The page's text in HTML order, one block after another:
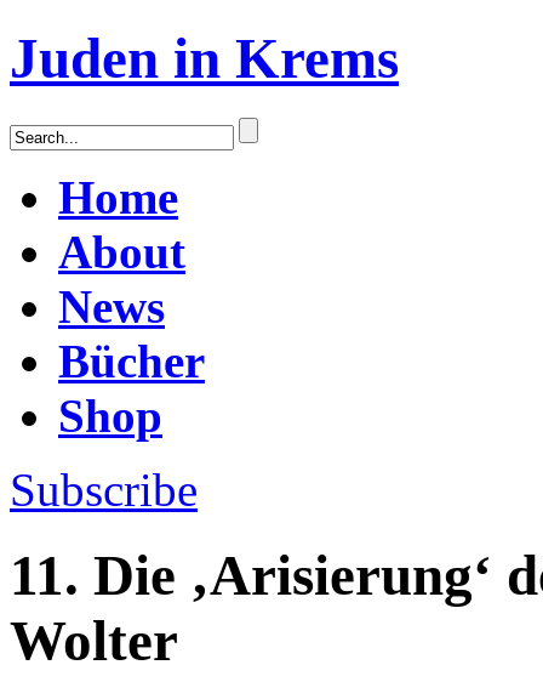
Juden in Krems
Home
About
News
Bücher
Shop
Subscribe
11. Die ‚Arisierung‘
Wolter